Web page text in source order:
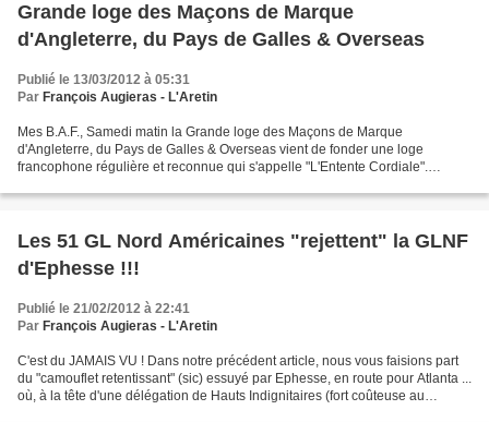
Grande loge des Maçons de Marque
d'Angleterre, du Pays de Galles & Overseas
Publié le 13/03/2012 à 05:31
Par François Augieras - L'Aretin
Mes B.A.F., Samedi matin la Grande loge des Maçons de Marque
d'Angleterre, du Pays de Galles & Overseas vient de fonder une loge
francophone régulière et reconnue qui s'appelle "L'Entente Cordiale".
Les 51 GL Nord Américaines "rejettent" la GLNF
d'Ephesse !!!
Publié le 21/02/2012 à 22:41
Par François Augieras - L'Aretin
C'est du JAMAIS VU ! Dans notre précédent article, nous vous faisions part
du "camouflet retentissant" (sic) essuyé par Ephesse, en route pour Atlanta ...
où, à la tête d'une délégation de Hauts Indignitaires (fort coûteuse au